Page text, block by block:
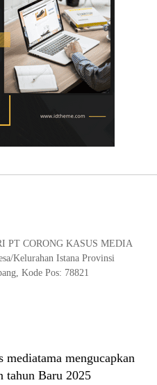
PT CORONG KASUS MEDIA
Kelurahan Istana Provinsi
Kode Pos: 78821
mengucapkan
tahun Baru 2025